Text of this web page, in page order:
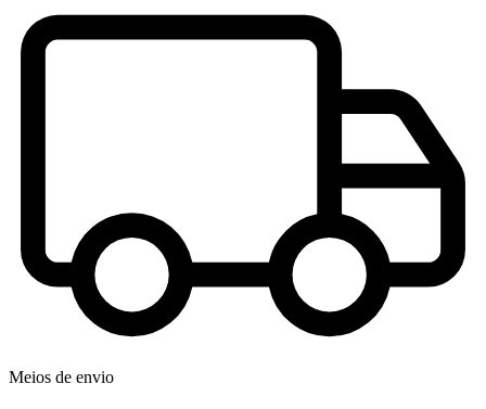
Meios de envio